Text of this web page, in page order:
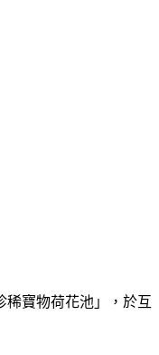
稀寶物荷花池」，於互